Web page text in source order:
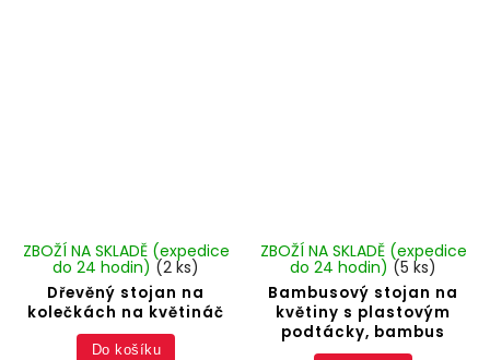
Dřevěný stojan na
kolečkách na květináč
ZBOŽÍ NA SKLADĚ (expedice
do 24 hodin) (2 ks)
Do košíku
Bambusový stojan na
květiny s plastovým
podtácky, bambus
ZBOŽÍ NA SKLADĚ (expedice
do 24 hodin) (5 ks)